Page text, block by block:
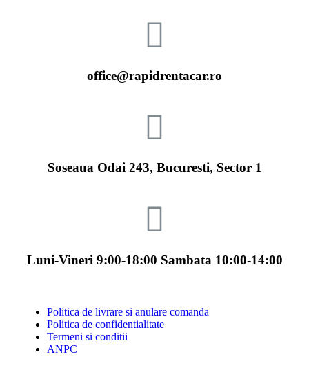
office@rapidrentacar.ro
Soseaua Odai 243, Bucuresti, Sector 1
Luni-Vineri 9:00-18:00 Sambata 10:00-14:00
Politica de livrare si anulare comanda
Politica de confidentialitate
Termeni si conditii
ANPC